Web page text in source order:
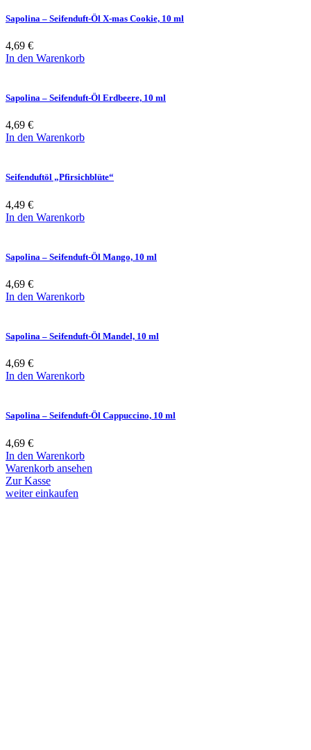
Sapolina – Seifenduft-Öl X-mas Cookie, 10 ml
4,69 €
In den Warenkorb
Sapolina – Seifenduft-Öl Erdbeere, 10 ml
4,69 €
In den Warenkorb
Seifenduftöl „Pfirsichblüte“
4,49 €
In den Warenkorb
Sapolina – Seifenduft-Öl Mango, 10 ml
4,69 €
In den Warenkorb
Sapolina – Seifenduft-Öl Mandel, 10 ml
4,69 €
In den Warenkorb
Sapolina – Seifenduft-Öl Cappuccino, 10 ml
4,69 €
In den Warenkorb
Warenkorb ansehen
Zur Kasse
weiter einkaufen